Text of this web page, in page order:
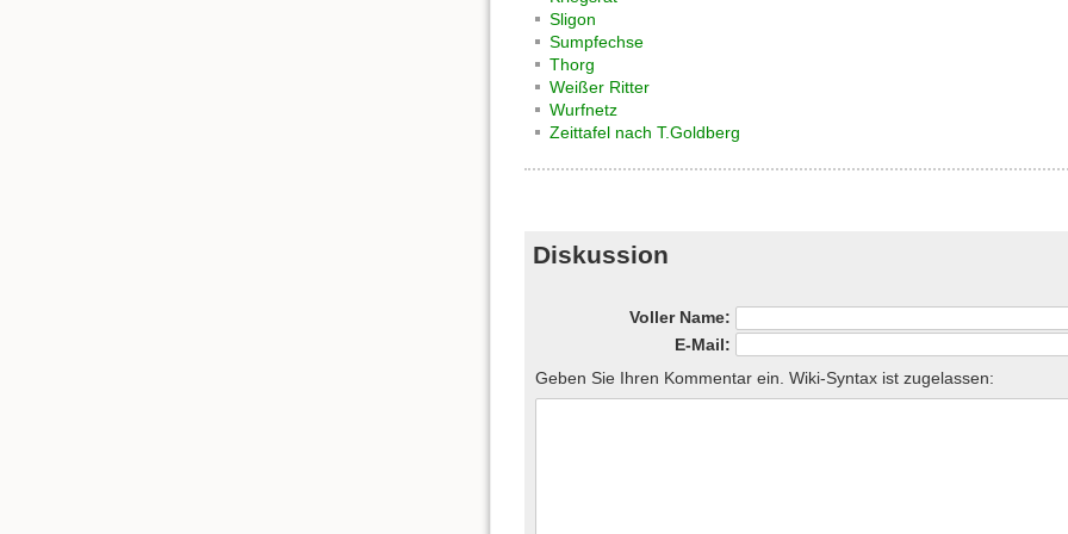
Sligon
Sumpfechse
Thorg
Weißer Ritter
Wurfnetz
Zeittafel nach T.Goldberg
Diskussion
Voller Name:
E-Mail:
Geben Sie Ihren Kommentar ein. Wiki-Syntax ist zugelassen: